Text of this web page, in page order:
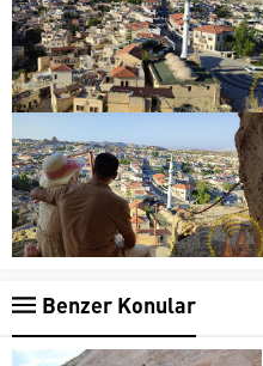
Benzer Konular